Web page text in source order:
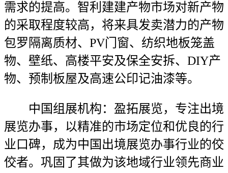
需求的提高。智利建建产物市场对新产物
的采取程度较高，将来具发卖潜力的产物
包罗隔离质材、PV门窗、纺织地板笼盖
物、壁纸、高楼平安及保全安拆、DIY产
物、预制板屋及高速公印记油漆等。
中国组展机构：盈拓展览，专注出境
展览办事，以精准的市场定位和优良的行
业口碑，成为中国出境展览办事行业的佼
佼者。巩固了其做为该地域行业领先商业